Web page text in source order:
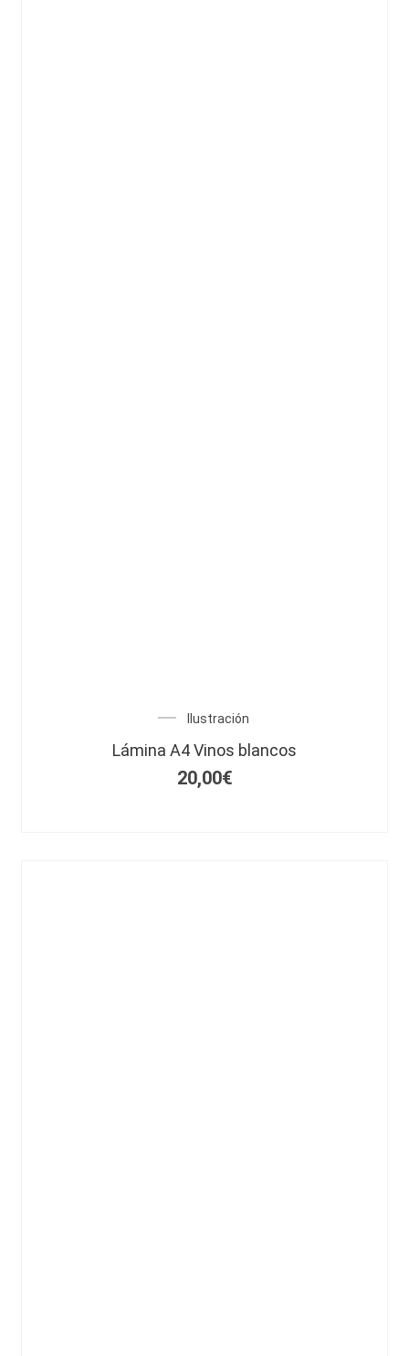
Ilustración
Lámina A4 Vinos blancos
20,00€